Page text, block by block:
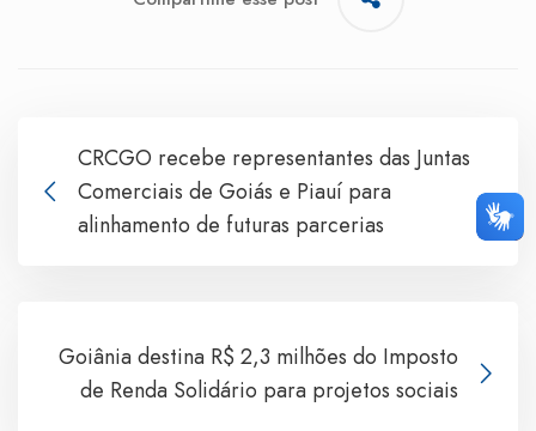
CRCGO recebe representantes das Juntas
Comerciais de Goiás e Piauí para
alinhamento de futuras parcerias
Goiânia destina R$ 2,3 milhões do Imposto
de Renda Solidário para projetos sociais